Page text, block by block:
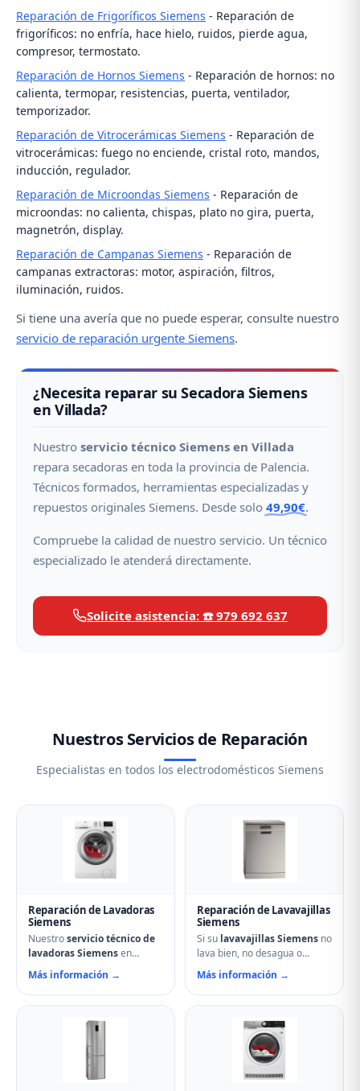
Reparación de Frigoríficos Siemens - Reparación de
frigoríficos: no enfría, hace hielo, ruidos, pierde agua,
compresor, termostato.
Reparación de Hornos Siemens - Reparación de hornos: no
calienta, termopar, resistencias, puerta, ventilador,
temporizador.
Reparación de Vitrocerámicas Siemens - Reparación de
vitrocerámicas: fuego no enciende, cristal roto, mandos,
inducción, regulador.
Reparación de Microondas Siemens - Reparación de
microondas: no calienta, chispas, plato no gira, puerta,
magnetrón, display.
Reparación de Campanas Siemens - Reparación de
campanas extractoras: motor, aspiración, filtros,
iluminación, ruidos.
Si tiene una avería que no puede esperar, consulte nuestro
servicio de reparación urgente Siemens.
¿Necesita reparar su Secadora Siemens
en Villada?
Nuestro servicio técnico Siemens en Villada
repara secadoras en toda la provincia de Palencia.
Técnicos formados, herramientas especializadas y
repuestos originales Siemens. Desde solo 49,90€.
Compruebe la calidad de nuestro servicio. Un técnico
especializado le atenderá directamente.
Solicite asistencia: ☎️ 979 692 637
Nuestros Servicios de Reparación
Especialistas en todos los electrodomésticos Siemens
Reparación de Lavadoras
Siemens
Nuestroservicio técnico de
lavadoras Siemensen
Villada soluciona cualquier
avería: problemas de
centrifugado, fugas de agua,
arranque o problemas de
especializados con repuestos
originales Siemens y
reparación el mismo día.
Más información →
Reparación de Lavavajillas
Siemens
Si su lavavajillas Siemens no
lava bien, no desagua o
muestra errores en el display,
nuestro servicio técnico en
Villada puede ayudarle.
obstruidos, bombas de
desagüe, problemas de
secado y fallos electrónicos
con piezas originales.
Más información →